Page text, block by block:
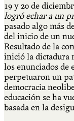
19 y 20 de
logró echar a un
pasado algo más
del inicio de un
Resultado de la
inició la dictadura
los enunciados de
perpetuaron un
democracia
educación se ha
basada en la